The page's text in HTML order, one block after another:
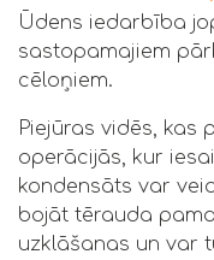
Ūdens iedarbība
sastopamajiem
cēloņiem.
Piejūras vidēs, kas
operācijās, kur
kondensāts var
bojāt tērauda
uzklāšanas un var